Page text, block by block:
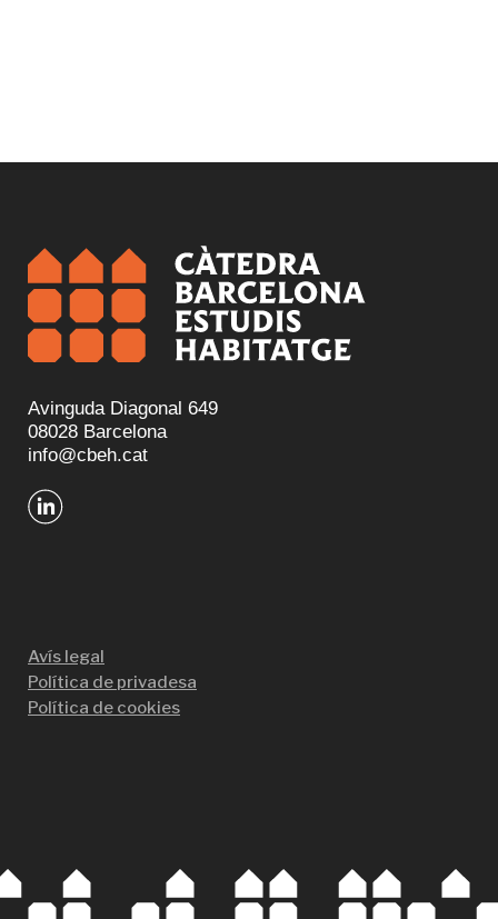
Avinguda Diagonal 649
08028 Barcelona
info@cbeh.cat
Avís legal
Política de privadesa
Política de cookies